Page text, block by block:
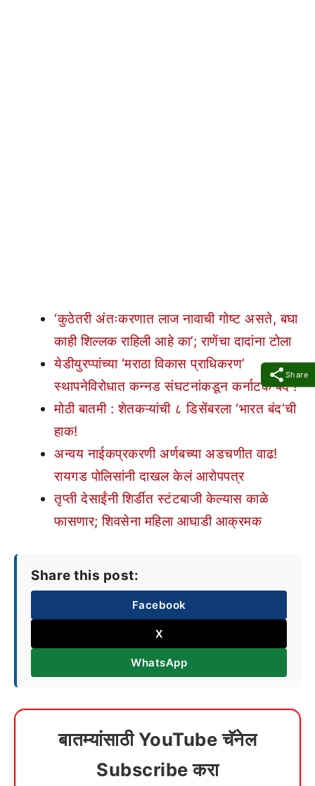
Share
‘कुठेतरी अंतःकरणात लाज नावाची गोष्ट असते, बघा
काही शिल्लक राहिली आहे का’; राणेंचा दादांना टोला
येडीयुरप्पांच्या ‘मराठा विकास प्राधिकरण’
स्थापनेविरोधात कन्नड संघटनांकडून कर्नाटक बंद !
मोठी बातमी : शेतकऱ्यांची ८ डिसेंबरला ‘भारत बंद’ची
हाक!
अन्वय नाईकप्रकरणी अर्णबच्या अडचणीत वाढ!
रायगड पोलिसांनी दाखल केलं आरोपपत्र
तृप्ती देसाईंनी शिर्डीत स्टंटबाजी केल्यास काळे
फासणार; शिवसेना महिला आघाडी आक्रमक
Share this post:
Facebook
X
WhatsApp
बातम्यांसाठी YouTube चॅनेल
Subscribe करा